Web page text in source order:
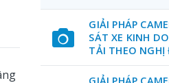
GIẢI PHÁP
SÁT XE KINH
TẢI THEO NGHỊ